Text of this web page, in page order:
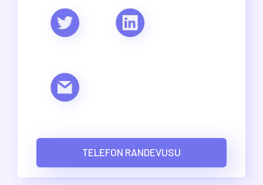
TELEFON RANDEVUSU